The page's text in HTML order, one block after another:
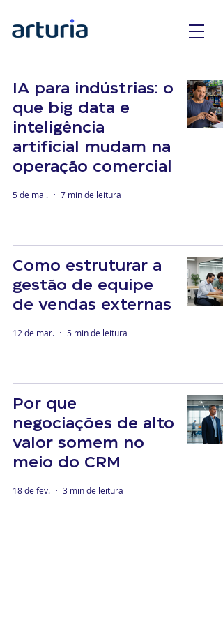
IA para indústrias: o
que big data e
inteligência
artificial mudam na
operação comercial
5 de mai. 7 min de leitura
Como estruturar a
gestão de equipe
de vendas externas
12 de mar. 5 min de leitura
Por que
negociações de alto
valor somem no
meio do CRM
18 de fev. 3 min de leitura